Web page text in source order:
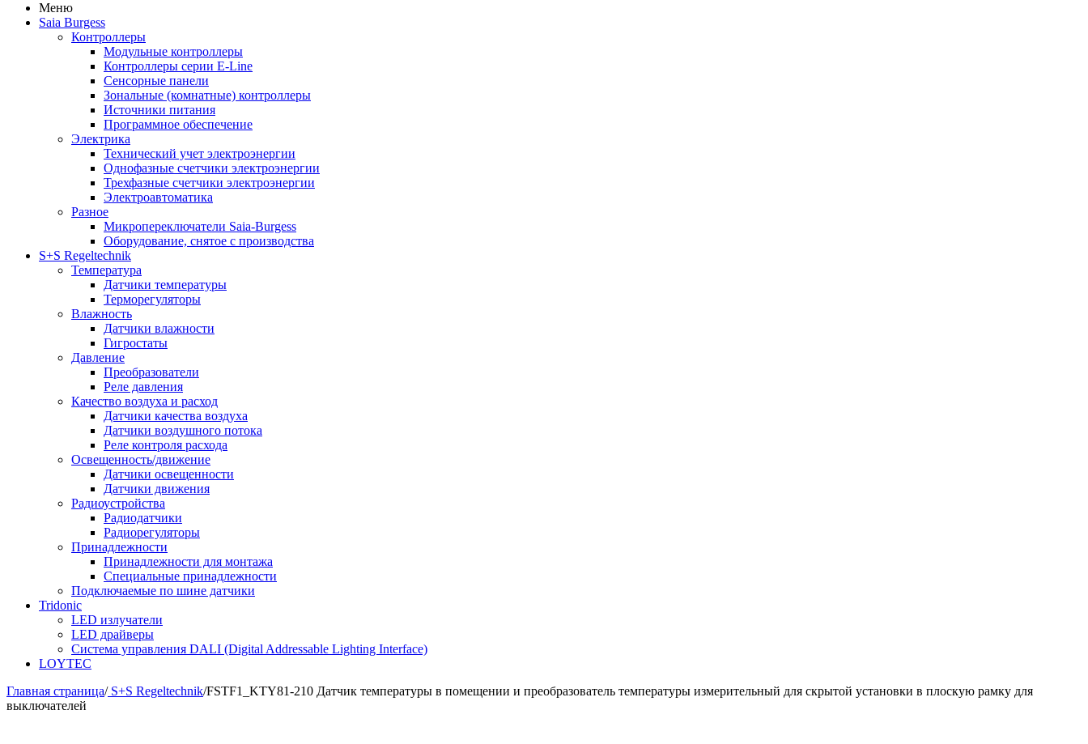
Меню
Saia Burgess
Контроллеры
Модульные контроллеры
Контроллеры серии E-Line
Сенсорные панели
Зональные (комнатные) контроллеры
Источники питания
Программное обеспечение
Электрика
Технический учет электроэнергии
Однофазные счетчики электроэнергии
Трехфазные счетчики электроэнергии
Электроавтоматика
Разное
Микропереключатели Saia-Burgess
Оборудование, снятое с производства
S+S Regeltechnik
Температура
Датчики температуры
Терморегуляторы
Влажность
Датчики влажности
Гигростаты
Давление
Преобразователи
Реле давления
Качество воздуха и расход
Датчики качества воздуха
Датчики воздушного потока
Реле контроля расхода
Освещенность/движение
Датчики освещенности
Датчики движения
Радиоустройства
Радиодатчики
Радиорегуляторы
Принадлежности
Принадлежности для монтажа
Специальные принадлежности
Подключаемые по шине датчики
Tridonic
LED излучатели
LED драйверы
Система управления DALI (Digital Addressable Lighting Interface)
LOYTEC
Главная страница/S+S Regeltechnik/FSTF1_KTY81-210 Датчик температуры в помещении и преобразователь температуры измерительный для скрытой установки в плоскую рамку для
выключателей